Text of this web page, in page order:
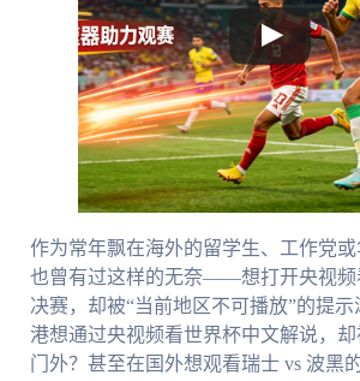
作为常年飘在海外的留学生、工作党
也曾有过这样的无奈——想打开央视频
决赛，却被“当前地区不可播放”的提
港想通过央视频看世界杯中文解说，
门外？甚至在国外想观看瑞士 vs 波黑